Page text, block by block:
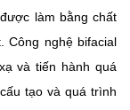
làm bằng chất
Công nghệ bifacial
và tiến hành quá
tạo và quá trình